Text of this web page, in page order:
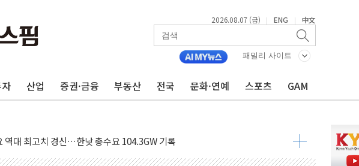
2026.08.07 (금) | ENG | 中文
패밀리 사이트
산업 증권·금융 부동산 전국 문화·연예 스포츠 GAM
7250만원…써밋 클라비온 59㎡ 18억원대
또 충돌…반복되는 국토부-서울시 '정책 엇박자'
4000달러대 횡보…고래·ETF 매수에도 고유가·금리·입법 지연 '삼중 부담'
진 지속, 강보합 마감...석유·가스주 올랐지만 빈그룹이 상쇄
사우디 동시 공격… 위기 고조되는 또 다른 중동 화약고
물들도 특별식으로 여름나기 [뉴스핌 줌인]